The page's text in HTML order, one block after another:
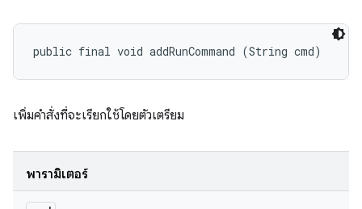
public final void addRunCommand (String cmd)
เพิ่มคำสั่งที่จะเรียกใช้โดยตัวเตรียม
พารามิเตอร์